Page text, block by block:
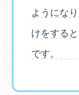
ようにな
けをする
です。